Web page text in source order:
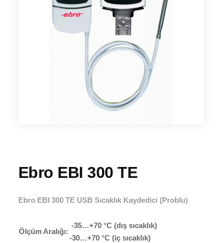
Ebro EBI 300 TE
Ebro EBI 300 TE USB Sıcaklık Kaydedici (Problu)
Ölçüm Aralığı:
-35…+70 °C (dış sıcaklık)
-30…+70 °C (iç sıcaklık)